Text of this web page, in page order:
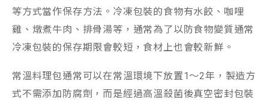
等方式當作保存方法。冷凍包裝的食物有水餃、咖哩
雞、燉煮牛肉、排骨湯等，通常為了以防食物變質通常
冷凍包裝的保存期限會較短，食材上也會較新鮮。
常溫料理包通常可以在常溫環境下放置1～2年，製造方
式不需添加防腐劑，而是經過高溫殺菌後真空密封包裝